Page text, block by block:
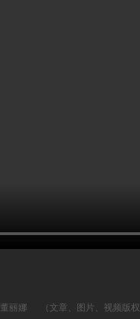
丽娜 （文章、图片、视频版